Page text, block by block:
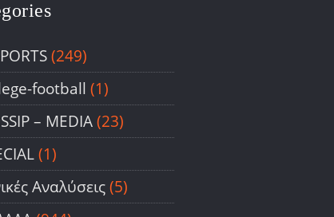
(249)
football (1)
– ΜΕDIA(23)
(1)
Αναλύσεις(5)